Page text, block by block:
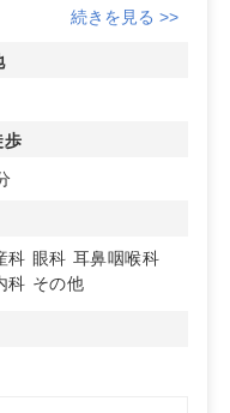
来院がスムーズに行え
業が可能です。特に整
ており、集患力が期待
理費用についても柔軟
合わせください。
続きを見る >>
歩
科 眼科 耳鼻咽喉科
科 その他